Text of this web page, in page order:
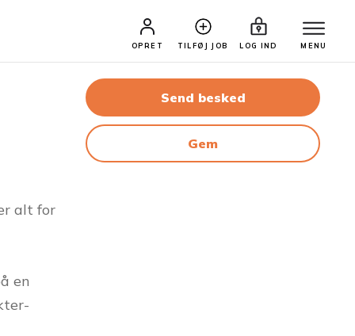
OPRET TILFØJ JOB LOG IND MENU
alt for
en
Send besked
Gem